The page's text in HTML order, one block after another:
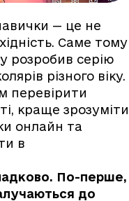
— це не
Саме тому
розробив серію
різного віку.
перевірити
краще зрозуміти
онлайн та
в
По-перше,
до